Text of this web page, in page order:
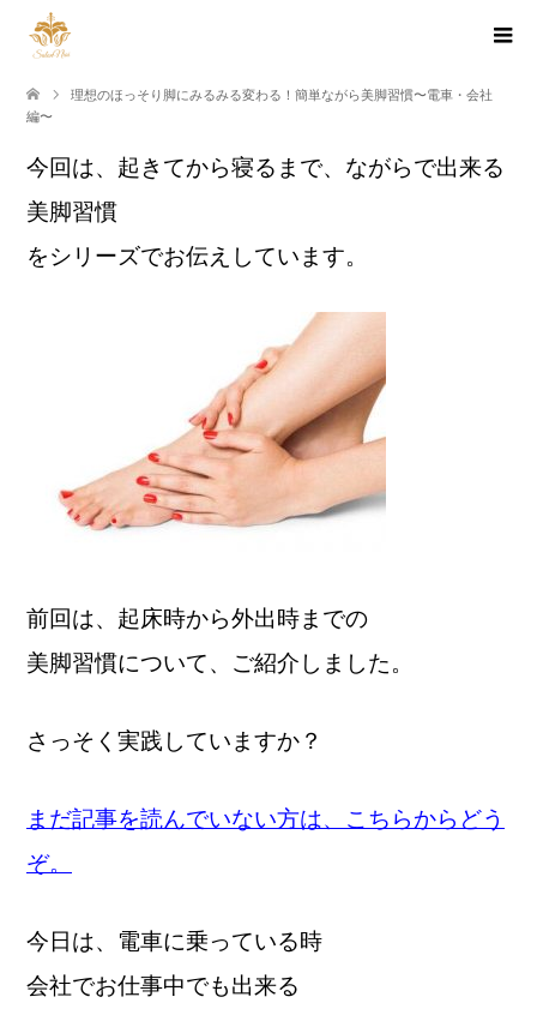
理想のほっそり脚にみるみる変わる！簡単ながら美脚習慣〜電車・会社
編〜
今回は、起きてから寝るまで、ながらで出来る
美脚習慣
をシリーズでお伝えしています。
前回は、起床時から外出時までの
美脚習慣について、ご紹介しました。
さっそく実践していますか？
まだ記事を読んでいない方は、こちらからどう
ぞ。
今日は、電車に乗っている時
会社でお仕事中でも出来る